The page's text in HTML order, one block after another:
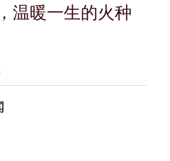
温暖一生的火种